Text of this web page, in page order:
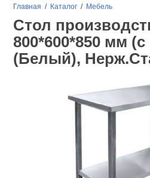
Главная / Каталог / Мебель
Стол
800*600*850 мм
(Белый),